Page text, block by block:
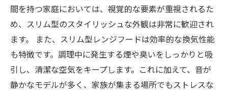
間を持つ家庭においては、視覚的な要素が重視されるた
め、スリム型のスタイリッシュな外観は非常に歓迎され
ます。 また、スリム型レンジフードは効率的な換気性能
も特徴です。調理中に発生する煙や臭いをしっかりと吸
引し、清潔な空気をキープします。これに加えて、音が
静かなモデルが多く、家族が集まる場所でもストレスな